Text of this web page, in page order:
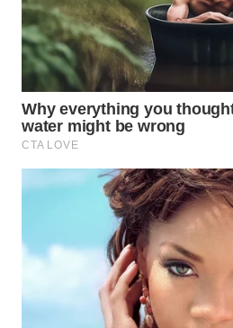
WAHANA
TANI
WAHANA
ADVOKAT
INFRASTRUKTUR
KONSUMEN